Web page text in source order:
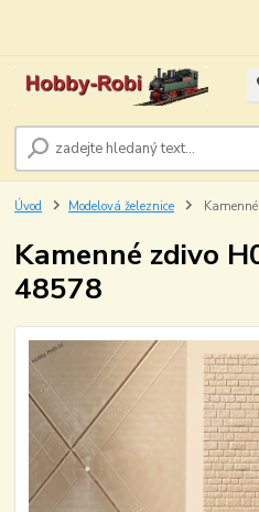
Úvod Modelová železnice
Kamenné zdivo
48578